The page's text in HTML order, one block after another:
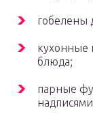
гобелены
кухонные
блюда;
парные